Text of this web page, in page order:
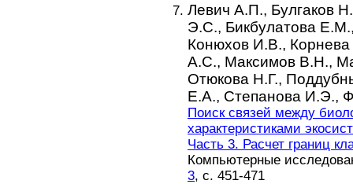
Левич А.П., Булгаков
Э.С., Бикбулатова
Конюхов И.В.,
А.С., Максимов В.Н.,
Отюкова Н.Г.,
Е.А., Степанова И.Э.,
Поиск связей между
характеристиками
Часть 3. Расчет границ
Компьютерные
3, с. 451-471